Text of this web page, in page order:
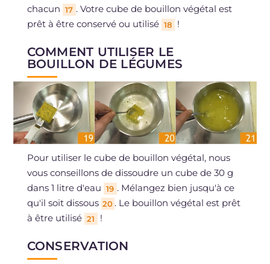
chacun 17 . Votre cube de bouillon végétal est
prêt à être conservé ou utilisé 18 !
COMMENT UTILISER LE
BOUILLON DE LÉGUMES
Pour utiliser le cube de bouillon végétal, nous
vous conseillons de dissoudre un cube de 30 g
dans 1 litre d'eau 19 . Mélangez bien jusqu'à ce
qu'il soit dissous 20 . Le bouillon végétal est prêt
à être utilisé 21 !
CONSERVATION